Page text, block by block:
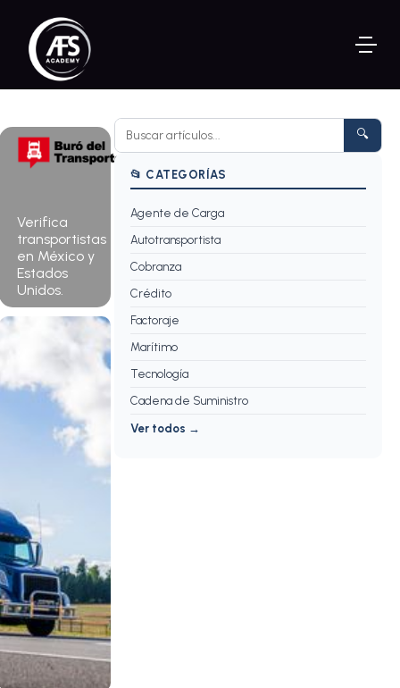
Verifica
transportistas
en México y
Estados
Unidos.
🔍
📂 CATEGORÍAS
Agente de Carga
Autotransportista
Cobranza
Crédito
Factoraje
Marítimo
Tecnología
Cadena de Suministro
Ver todos →